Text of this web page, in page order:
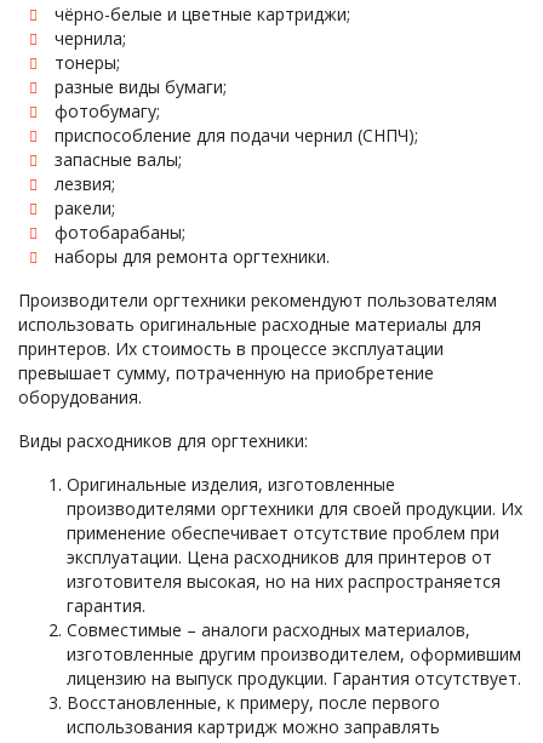
чёрно-белые и цветные картриджи;
чернила;
тонеры;
разные виды бумаги;
фотобумагу;
приспособление для подачи чернил (СНПЧ);
запасные валы;
лезвия;
ракели;
фотобарабаны;
наборы для ремонта оргтехники.
Производители оргтехники рекомендуют пользователям
использовать оригинальные расходные материалы для
принтеров. Их стоимость в процессе эксплуатации
превышает сумму, потраченную на приобретение
оборудования.
Виды расходников для оргтехники:
Оригинальные изделия, изготовленные
производителями оргтехники для своей продукции. Их
применение обеспечивает отсутствие проблем при
эксплуатации. Цена расходников для принтеров от
изготовителя высокая, но на них распространяется
гарантия.
Совместимые – аналоги расходных материалов,
изготовленные другим производителем, оформившим
лицензию на выпуск продукции. Гарантия отсутствует.
Восстановленные, к примеру, после первого
использования картридж можно заправлять